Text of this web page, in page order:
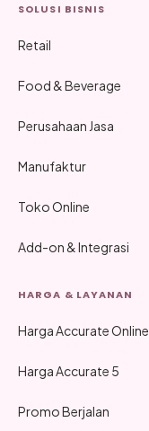
SOLUSI BISNIS
Retail
Food & Beverage
Perusahaan Jasa
Manufaktur
Toko Online
Add-on & Integrasi
HARGA & LAYANAN
Harga Accurate Online
Harga Accurate 5
Promo Berjalan